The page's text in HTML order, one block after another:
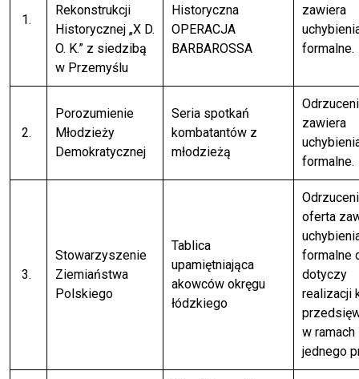
1.
Rekonstrukcji
Historycznej „X D.
O. K.” z siedzibą
w Przemyślu
Historyczna
OPERACJA
BARBAROSSA
zawiera
formalne.
2.
Porozumienie
Młodzieży
Demokratycznej
Seria spotkań
kombatantów z
młodzieżą
zawiera
formalne.
3.
Stowarzyszenie
Ziemiaństwa
Polskiego
Tablica
upamiętniająca
akowców okręgu
łódzkiego
oferta
formalne
dotyczy
realizacji
w ramach
jednego